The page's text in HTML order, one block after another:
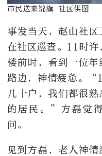
市民送来锦旗 社区供图
事发当天，赵山社
在社区巡查。11时
楼前时，看到一位
路边，神情疲惫。
几十户，我们都很
的居民。”方磊觉
问。
见到方磊，老人神